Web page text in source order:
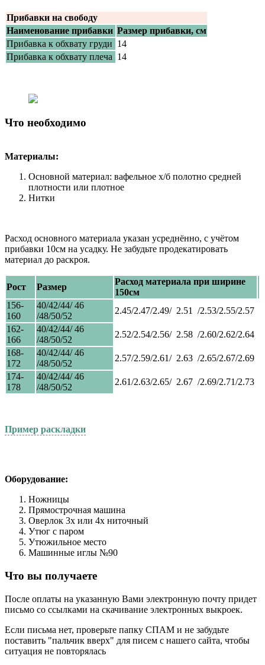
Прибавки на свободу
Наименование прибавки Размер прибавки, см
Прибавка к обхвату груди 14
Прибавка к обхвату плеча 14
Что необходимо
Материалы:
Основной материал: вафельное х/б полотно средней
плотности или плотное
Нитки
Расход основного материала указан усреднённо, с учётом
прибавки 10см на усадку. Не забудьте продекатировать
материал до раскроя.
Рост Размер
Расход материала при ширине
150см
156-
160
40/42/44/ 46
/48/50/52
2.45/2.47/2.49/ 2.51 /2.53/2.55/2.57
162-
166
40/42/44/ 46
/48/50/52
2.52/2.54/2.56/ 2.58 /2.60/2.62/2.64
168-
172
40/42/44/ 46
/48/50/52
2.57/2.59/2.61/ 2.63 /2.65/2.67/2.69
174-
178
40/42/44/ 46
/48/50/52
2.61/2.63/2.65/ 2.67 /2.69/2.71/2.73
Пример раскладки
Оборудование:
Ножницы
Прямострочная машина
Оверлок 3х или 4х ниточный
Утюг с паром
Утюжильное место
Машинные иглы №90
Что вы получаете
После оплаты на указанную Вами электронную почту придет
письмо со ссылками на скачивание электронных выкроек.
Если письма нет, проверьте папку СПАМ и не забудьте
поставить "пальчик вверх" для писем с нашего сайта, чтобы
ситуация не повторялась